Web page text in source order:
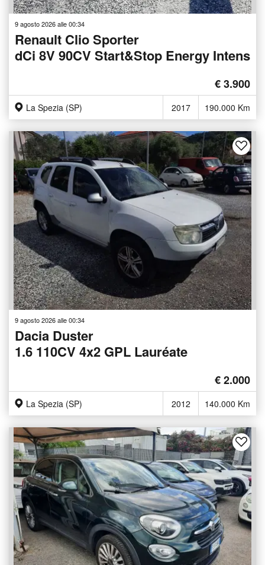
9 agosto 2026 alle 00:34
Renault Clio Sporter
dCi 8V 90CV Start&Stop Energy Intens
€ 3.900
La Spezia (SP) 2017 190.000 Km
9 agosto 2026 alle 00:34
Dacia Duster
1.6 110CV 4x2 GPL Lauréate
€ 2.000
La Spezia (SP) 2012 140.000 Km